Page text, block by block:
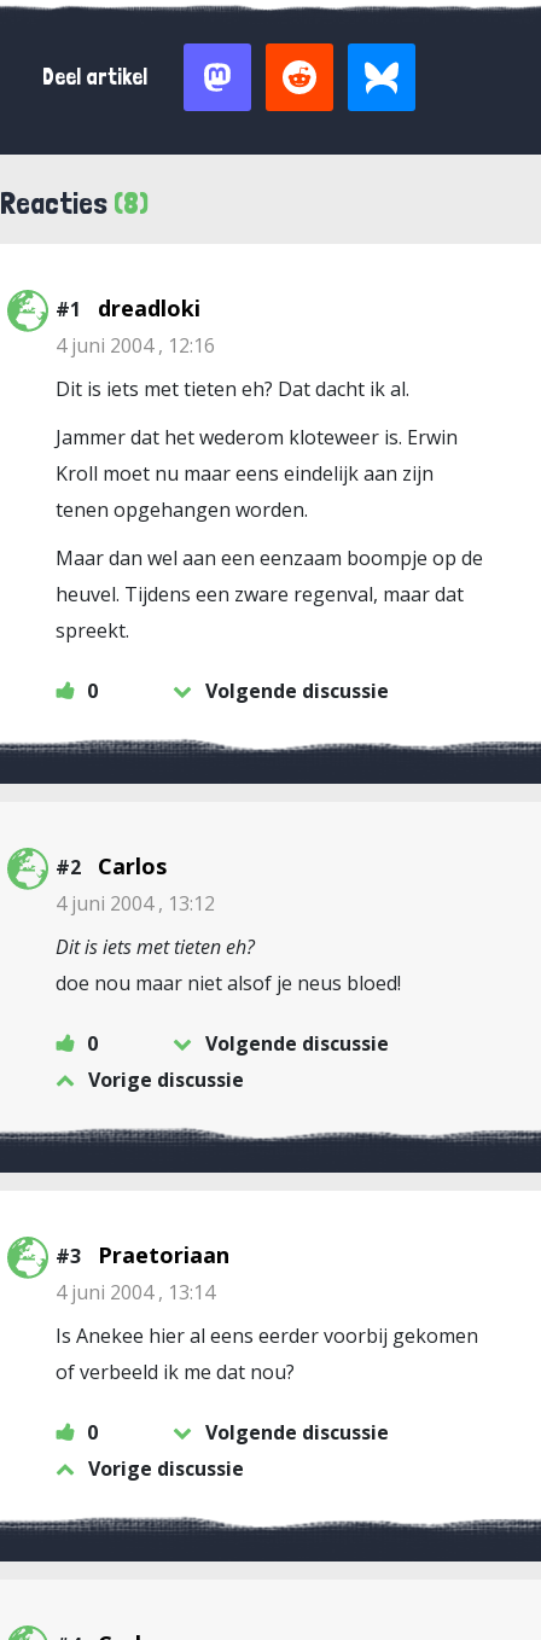
Deel artikel
Reacties (8)
#1 dreadloki
4 juni 2004 , 12:16
Dit is iets met tieten eh? Dat dacht ik al.
Jammer dat het wederom kloteweer is. Erwin
Kroll moet nu maar eens eindelijk aan zijn
tenen opgehangen worden.
Maar dan wel aan een eenzaam boompje op de
heuvel. Tijdens een zware regenval, maar dat
spreekt.
0 Volgende discussie
#2 Carlos
4 juni 2004 , 13:12
Dit is iets met tieten eh?
doe nou maar niet alsof je neus bloed!
0
Volgende discussie
Vorige discussie
#3 Praetoriaan
4 juni 2004 , 13:14
Is Anekee hier al eens eerder voorbij gekomen
of verbeeld ik me dat nou?
0
Volgende discussie
Vorige discussie